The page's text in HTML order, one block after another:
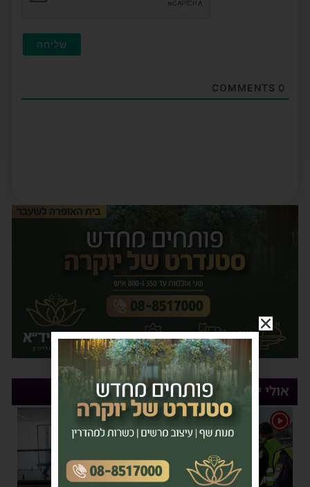
0
אולי יעניין אותך
1